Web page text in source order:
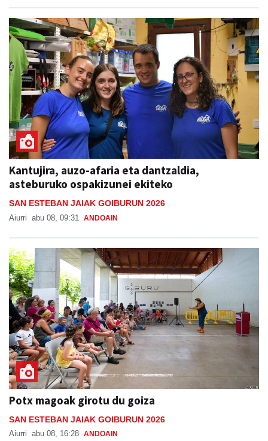
Kantujira, auzo-afaria eta dantzaldia,
asteburuko ospakizunei ekiteko
SAN ESTEBAN JAIAK GOIBURUN 2026
Aiurri abu 08, 09:31 ANDOAIN
Potx magoak girotu du goiza
SAN ESTEBAN JAIAK GOIBURUN 2026
Aiurri abu 08, 16:28 ANDOAIN